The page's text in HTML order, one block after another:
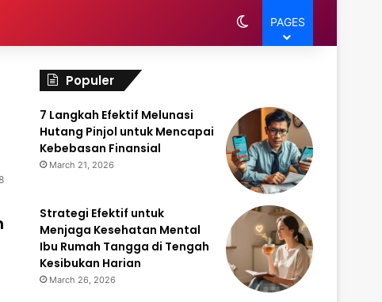
Switch skin
PAGES
Populer
7 Langkah Efektif Melunasi
Hutang Pinjol untuk Mencapai
Kebebasan Finansial
March 21, 2026
Strategi Efektif untuk
Menjaga Kesehatan Mental
Ibu Rumah Tangga di Tengah
Kesibukan Harian
March 26, 2026